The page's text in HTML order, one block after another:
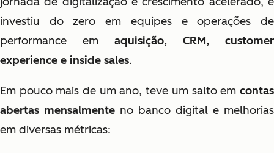
investiu do zero em equipes e operações de
performance em aquisição, CRM, customer
experience e inside sales.
Em pouco mais de um ano, teve um salto em contas
abertas mensalmente no banco digital e melhorias
em diversas métricas: